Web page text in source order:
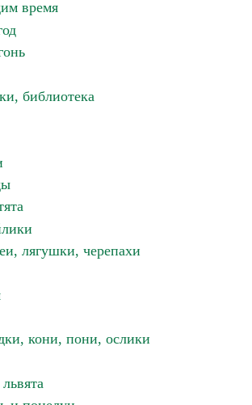
время
библиотека
лягушки, черепахи
кони, пони, ослики